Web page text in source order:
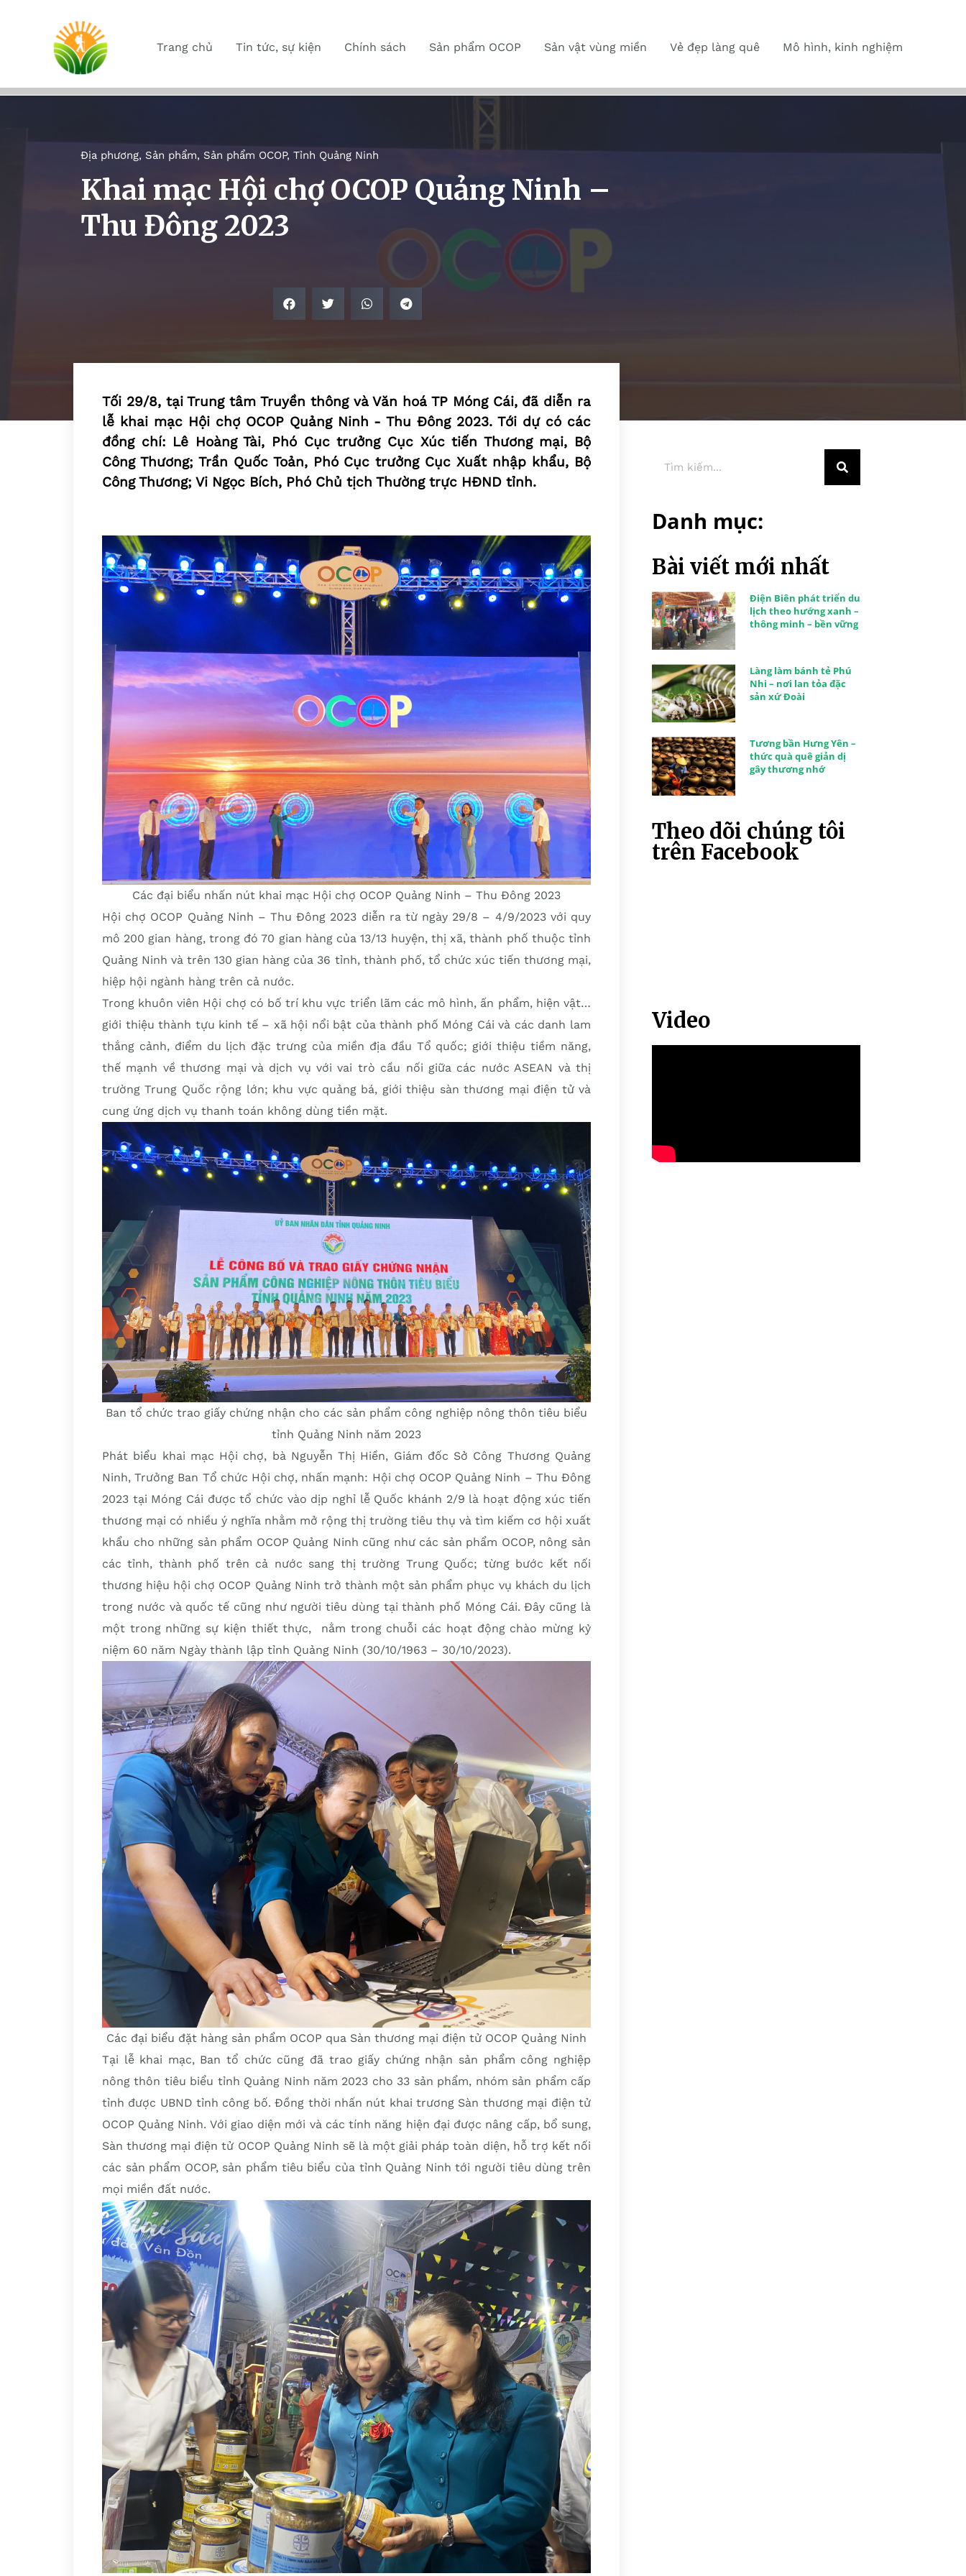
Trang chủ Tin tức, sự kiện Chính sách Sản phẩm OCOP Sản vật vùng miền Vẻ đẹp làng quê Mô hình, kinh nghiệm
Địa phương, Sản phẩm, Sản phẩm OCOP, Tỉnh Quảng Ninh
Khai mạc Hội chợ OCOP Quảng Ninh –
Thu Đông 2023
Tối 29/8, tại Trung tâm Truyền thông và Văn hoá TP Móng Cái, đã diễn ra
lễ khai mạc Hội chợ OCOP Quảng Ninh - Thu Đông 2023. Tới dự có các
đồng chí: Lê Hoàng Tài, Phó Cục trưởng Cục Xúc tiến Thương mại, Bộ
Công Thương; Trần Quốc Toản, Phó Cục trưởng Cục Xuất nhập khẩu, Bộ
Công Thương; Vi Ngọc Bích, Phó Chủ tịch Thường trực HĐND tỉnh.
Các đại biểu nhấn nút khai mạc Hội chợ OCOP Quảng Ninh – Thu Đông 2023
Hội chợ OCOP Quảng Ninh – Thu Đông 2023 diễn ra từ ngày 29/8 – 4/9/2023 với quy
mô 200 gian hàng, trong đó 70 gian hàng của 13/13 huyện, thị xã, thành phố thuộc tỉnh
Quảng Ninh và trên 130 gian hàng của 36 tỉnh, thành phố, tổ chức xúc tiến thương mại,
hiệp hội ngành hàng trên cả nước.
Trong khuôn viên Hội chợ có bố trí khu vực triển lãm các mô hình, ấn phẩm, hiện vật…
giới thiệu thành tựu kinh tế – xã hội nổi bật của thành phố Móng Cái và các danh lam
thắng cảnh, điểm du lịch đặc trưng của miền địa đầu Tổ quốc; giới thiệu tiềm năng,
thế mạnh về thương mại và dịch vụ với vai trò cầu nối giữa các nước ASEAN và thị
trường Trung Quốc rộng lớn; khu vực quảng bá, giới thiệu sàn thương mại điện tử và
cung ứng dịch vụ thanh toán không dùng tiền mặt.
Ban tổ chức trao giấy chứng nhận cho các sản phẩm công nghiệp nông thôn tiêu biểu
tỉnh Quảng Ninh năm 2023
Phát biểu khai mạc Hội chợ, bà Nguyễn Thị Hiền, Giám đốc Sở Công Thương Quảng
Ninh, Trưởng Ban Tổ chức Hội chợ, nhấn mạnh: Hội chợ OCOP Quảng Ninh – Thu Đông
2023 tại Móng Cái được tổ chức vào dịp nghỉ lễ Quốc khánh 2/9 là hoạt động xúc tiến
thương mại có nhiều ý nghĩa nhằm mở rộng thị trường tiêu thụ và tìm kiếm cơ hội xuất
khẩu cho những sản phẩm OCOP Quảng Ninh cũng như các sản phẩm OCOP, nông sản
các tỉnh, thành phố trên cả nước sang thị trường Trung Quốc; từng bước kết nối
thương hiệu hội chợ OCOP Quảng Ninh trở thành một sản phẩm phục vụ khách du lịch
trong nước và quốc tế cũng như người tiêu dùng tại thành phố Móng Cái. Đây cũng là
một trong những sự kiện thiết thực, nằm trong chuỗi các hoạt động chào mừng kỷ
niệm 60 năm Ngày thành lập tỉnh Quảng Ninh (30/10/1963 – 30/10/2023).
Các đại biểu đặt hàng sản phẩm OCOP qua Sàn thương mại điện tử OCOP Quảng Ninh
Tại lễ khai mạc, Ban tổ chức cũng đã trao giấy chứng nhận sản phẩm công nghiệp
nông thôn tiêu biểu tỉnh Quảng Ninh năm 2023 cho 33 sản phẩm, nhóm sản phẩm cấp
tỉnh được UBND tỉnh công bố. Đồng thời nhấn nút khai trương Sàn thương mại điện tử
OCOP Quảng Ninh. Với giao diện mới và các tính năng hiện đại được nâng cấp, bổ sung,
Sàn thương mại điện tử OCOP Quảng Ninh sẽ là một giải pháp toàn diện, hỗ trợ kết nối
các sản phẩm OCOP, sản phẩm tiêu biểu của tỉnh Quảng Ninh tới người tiêu dùng trên
mọi miền đất nước.
Danh mục:
Bài viết mới nhất
Điện Biên phát triển du
lịch theo hướng xanh –
thông minh – bền vững
Làng làm bánh tẻ Phú
Nhi – nơi lan tỏa đặc
sản xứ Đoài
Tương bần Hưng Yên –
thức quà quê giản dị
gây thương nhớ
Theo dõi chúng tôi
trên Facebook
Video